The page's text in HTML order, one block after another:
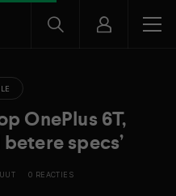
OnePlus 6T,
specs’
0 REACTIES